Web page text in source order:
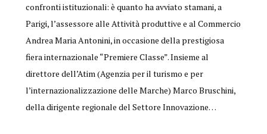
confronti istituzionali: è quanto ha avviato stamani, a
Parigi, l’assessore alle Attività produttive e al Commercio
Andrea Maria Antonini, in occasione della prestigiosa
fiera internazionale “Premiere Classe”. Insieme al
direttore dell’Atim (Agenzia per il turismo e per
l’internazionalizzazione delle Marche) Marco Bruschini,
della dirigente regionale del Settore Innovazione…